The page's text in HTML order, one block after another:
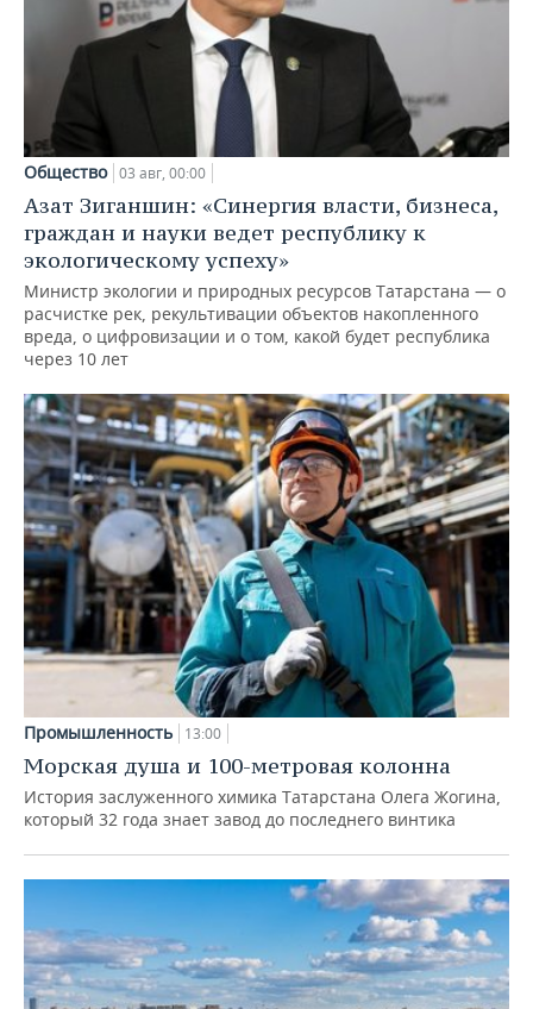
Общество 03 авг, 00:00
Азат Зиганшин: «Синергия власти, бизнеса,
граждан и науки ведет республику к
экологическому успеху»
Министр экологии и природных ресурсов Татарстана — о
расчистке рек, рекультивации объектов накопленного
вреда, о цифровизации и о том, какой будет республика
через 10 лет
Промышленность 13:00
Морская душа и 100-метровая колонна
История заслуженного химика Татарстана Олега Жогина,
который 32 года знает завод до последнего винтика